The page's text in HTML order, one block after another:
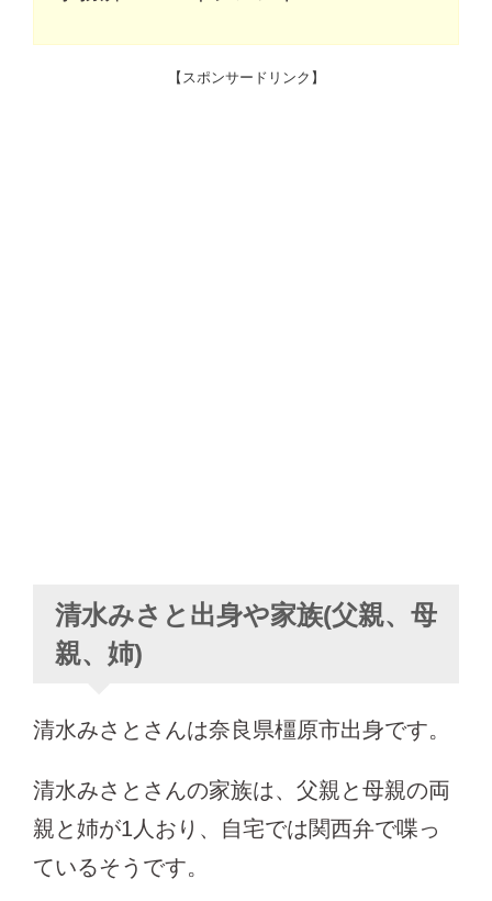
【スポンサードリンク】
清水みさと出身や家族(父親、母
親、姉)
清水みさとさんは奈良県橿原市出身です。
清水みさとさんの家族は、父親と母親の両
親と姉が1人おり、自宅では関西弁で喋っ
ているそうです。